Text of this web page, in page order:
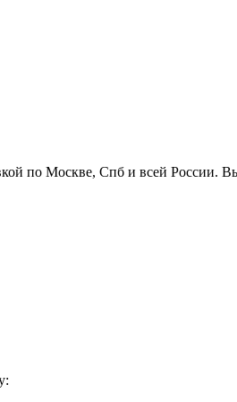
по Москве, Спб и всей России.